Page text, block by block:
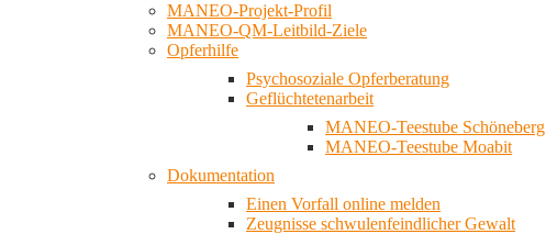
MANEO-Projekt-Profil
MANEO-QM-Leitbild-Ziele
Opferhilfe
Psychosoziale Opferberatung
Geflüchtetenarbeit
MANEO-Teestube Schöneberg
MANEO-Teestube Moabit
Dokumentation
Einen Vorfall online melden
Zeugnisse schwulenfeindlicher Gewalt